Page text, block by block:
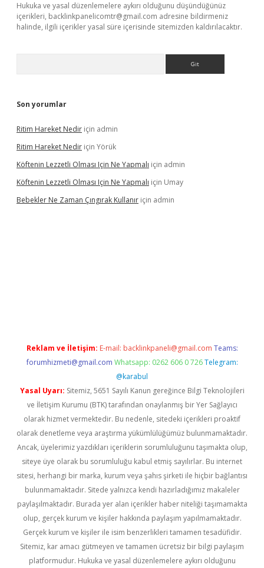
Hukuka ve yasal düzenlemelere aykırı olduğunu düşündüğünüz
içerikleri, backlinkpanelicomtr@gmail.com adresine bildirmeniz
halinde, ilgili içerikler yasal süre içerisinde sitemizden kaldırılacaktır.
Son yorumlar
Ritim Hareket Nedir için admin
Ritim Hareket Nedir için Yörük
Köftenin Lezzetli Olması Için Ne Yapmalı için admin
Köftenin Lezzetli Olması Için Ne Yapmalı için Umay
Bebekler Ne Zaman Çıngırak Kullanır için admin
Reklam ve İletişim: E-mail: backlinkpaneli@gmail.com Teams:
forumhizmeti@gmail.com Whatsapp: 0262 606 0 726 Telegram:
@karabul
Yasal Uyarı: Sitemiz, 5651 Sayılı Kanun gereğince Bilgi Teknolojileri
ve İletişim Kurumu (BTK) tarafından onaylanmış bir Yer Sağlayıcı
olarak hizmet vermektedir. Bu nedenle, sitedeki içerikleri proaktif
olarak denetleme veya araştırma yükümlülüğümüz bulunmamaktadır.
Ancak, üyelerimiz yazdıkları içeriklerin sorumluluğunu taşımakta olup,
siteye üye olarak bu sorumluluğu kabul etmiş sayılırlar. Bu internet
sitesi, herhangi bir marka, kurum veya şahıs şirketi ile hiçbir bağlantısı
bulunmamaktadır. Sitede yalnızca kendi hazırladığımız makaleler
paylaşılmaktadır. Burada yer alan içerikler haber niteliği taşımamakta
olup, gerçek kurum ve kişiler hakkında paylaşım yapılmamaktadır.
Gerçek kurum ve kişiler ile isim benzerlikleri tamamen tesadüfidir.
Sitemiz, kar amacı gütmeyen ve tamamen ücretsiz bir bilgi paylaşım
platformudur. Hukuka ve yasal düzenlemelere aykırı olduğunu